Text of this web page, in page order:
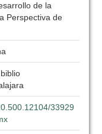
de la
Perspectiva de
33929